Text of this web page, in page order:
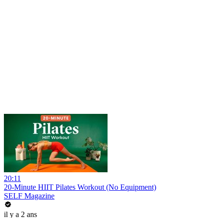
20:11
20-Minute HIIT Pilates Workout (No Equipment)
SELF Magazine
il y a 2 ans